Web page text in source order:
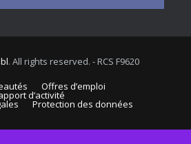
. All rights reserved. - RCS F9620
Offres d’emploi
d’activité
Protection des données